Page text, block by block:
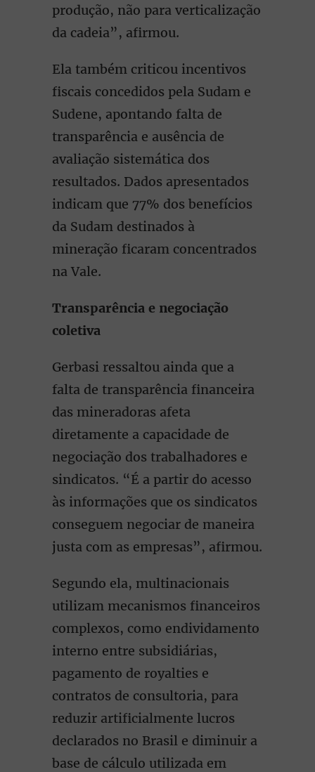
produção, não para verticalização
da cadeia”, afirmou.
Ela também criticou incentivos
fiscais concedidos pela Sudam e
Sudene, apontando falta de
transparência e ausência de
avaliação sistemática dos
resultados. Dados apresentados
indicam que 77% dos benefícios
da Sudam destinados à
mineração ficaram concentrados
na Vale.
Transparência e negociação
coletiva
Gerbasi ressaltou ainda que a
falta de transparência financeira
das mineradoras afeta
diretamente a capacidade de
negociação dos trabalhadores e
sindicatos. “É a partir do acesso
às informações que os sindicatos
conseguem negociar de maneira
justa com as empresas”, afirmou.
Segundo ela, multinacionais
utilizam mecanismos financeiros
complexos, como endividamento
interno entre subsidiárias,
pagamento de royalties e
contratos de consultoria, para
reduzir artificialmente lucros
declarados no Brasil e diminuir a
base de cálculo utilizada em